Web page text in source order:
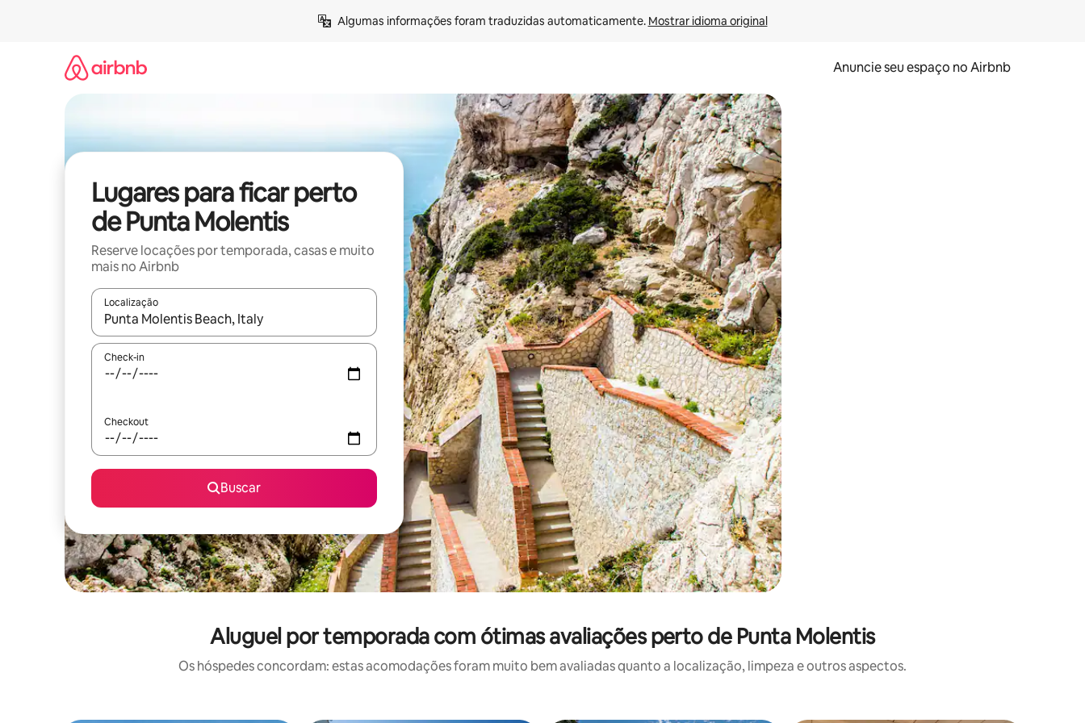
Algumas informações foram traduzidas automaticamente. Mostrar idioma original
Anuncie seu espaço no Airbnb
Lugares para ficar perto
de Punta Molentis
Reserve locações por temporada, casas e muito
mais no Airbnb
Localização
Quando os resultados estiverem disponíveis, explore-os usando as seta para cima e para baixo do teclado ou tocando e deslizando o dedo na tela.
Check-in
Checkout
Buscar
Aluguel por temporada com ótimas avaliações perto de Punta Molentis
Os hóspedes concordam: estas acomodações foram muito bem avaliadas quanto a localização, limpeza e outros aspectos.